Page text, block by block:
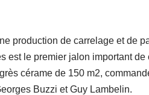
production de carrelage et de
est le premier jalon important
cérame de 150 m2,
Buzzi et Guy Lambelin.